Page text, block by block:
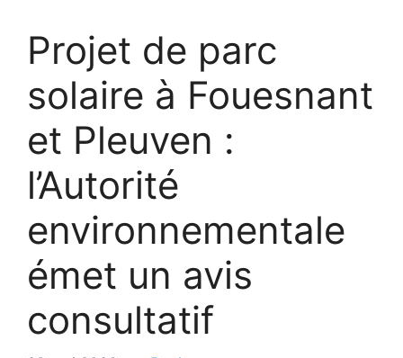
Projet de parc
solaire à Fouesnant
et Pleuven :
l’Autorité
environnementale
émet un avis
consultatif